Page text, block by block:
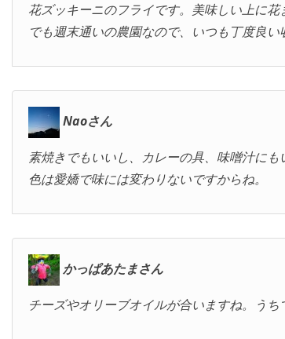
花ズッキーニのフライです。美味しい上に花
でも週末通いの農園なので、いつも丁度良
Naoさん
素焼きでもいいし、カレーの具、味噌汁にも
色は愛嬌で味には変わりないですからね。
かっぱあたまさん
チーズやオリーブオイルが合いますね。うち